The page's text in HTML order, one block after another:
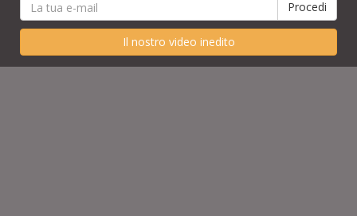
Il nostro video inedito